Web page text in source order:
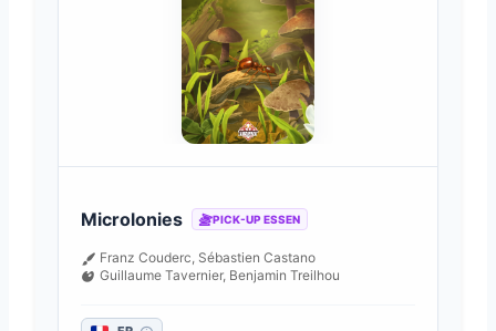
Microlonies PICK-UP ESSEN
Franz Couderc, Sébastien Castano
Guillaume Tavernier, Benjamin Treilhou